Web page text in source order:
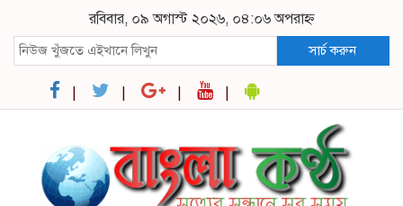
রবিবার, ০৯ অগাস্ট ২০২৬, ০৪:০৬ অপরাহ্ন
সার্চ করুন